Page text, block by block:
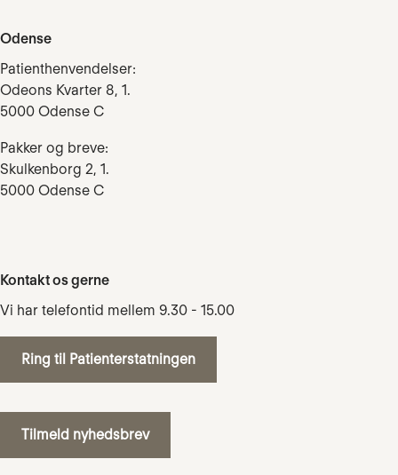
Odense
Patienthenvendelser:
Odeons Kvarter 8, 1.
5000 Odense C
Pakker og breve:
Skulkenborg 2, 1.
5000 Odense C
Kontakt os gerne
Vi har telefontid mellem 9.30 - 15.00
Ring til Patienterstatningen
Tilmeld nyhedsbrev